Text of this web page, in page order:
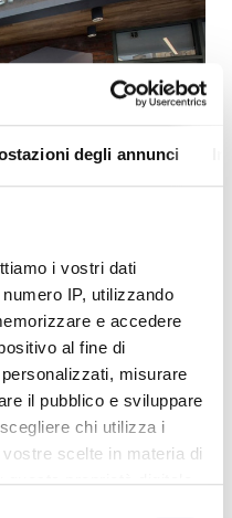
degli annunci
i vostri dati
IP, utilizzando
e accedere
al fine di
misurare
il pubblico e sviluppare
chi utilizza i
scelte in materia di
proprietà digitale
GHIC
Schermi TV